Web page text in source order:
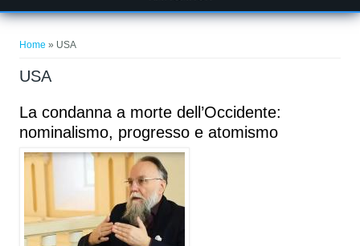
Home » USA
USA
La condanna a morte dell’Occidente:
nominalismo, progresso e atomismo